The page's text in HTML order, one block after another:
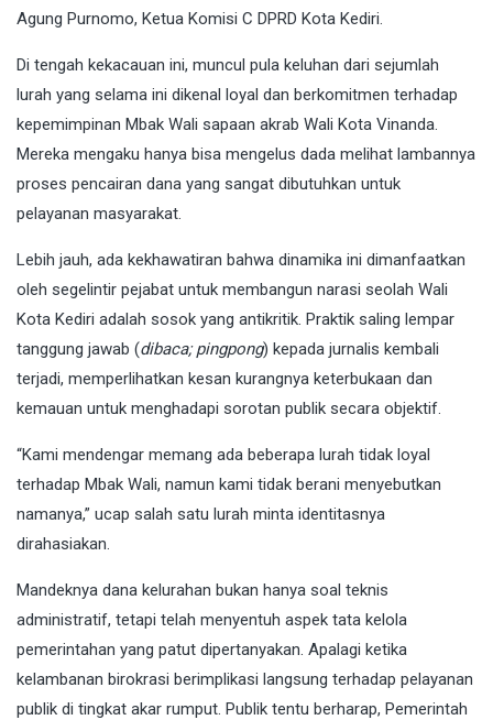
Agung Purnomo, Ketua Komisi C DPRD Kota Kediri.
Di tengah kekacauan ini, muncul pula keluhan dari sejumlah
lurah yang selama ini dikenal loyal dan berkomitmen terhadap
kepemimpinan Mbak Wali sapaan akrab Wali Kota Vinanda.
Mereka mengaku hanya bisa mengelus dada melihat lambannya
proses pencairan dana yang sangat dibutuhkan untuk
pelayanan masyarakat.
Lebih jauh, ada kekhawatiran bahwa dinamika ini dimanfaatkan
oleh segelintir pejabat untuk membangun narasi seolah Wali
Kota Kediri adalah sosok yang antikritik. Praktik saling lempar
tanggung jawab (dibaca; pingpong) kepada jurnalis kembali
terjadi, memperlihatkan kesan kurangnya keterbukaan dan
kemauan untuk menghadapi sorotan publik secara objektif.
“Kami mendengar memang ada beberapa lurah tidak loyal
terhadap Mbak Wali, namun kami tidak berani menyebutkan
namanya,” ucap salah satu lurah minta identitasnya
dirahasiakan.
Mandeknya dana kelurahan bukan hanya soal teknis
administratif, tetapi telah menyentuh aspek tata kelola
pemerintahan yang patut dipertanyakan. Apalagi ketika
kelambanan birokrasi berimplikasi langsung terhadap pelayanan
publik di tingkat akar rumput. Publik tentu berharap, Pemerintah